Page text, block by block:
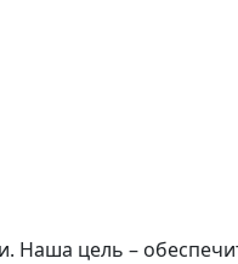
цель –